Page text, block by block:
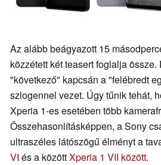
Az alább beágyazott 15
közzétett két teasert foglalja
"következő" kapcsán a "felébredt
szlogennel vezet. Úgy tűnik tehát,
Xperia 1-es esetében több
Összehasonlításképpen, a Sony
ultraszéles látószögű élményt a
VI és a közöttXperia 1 VII között.